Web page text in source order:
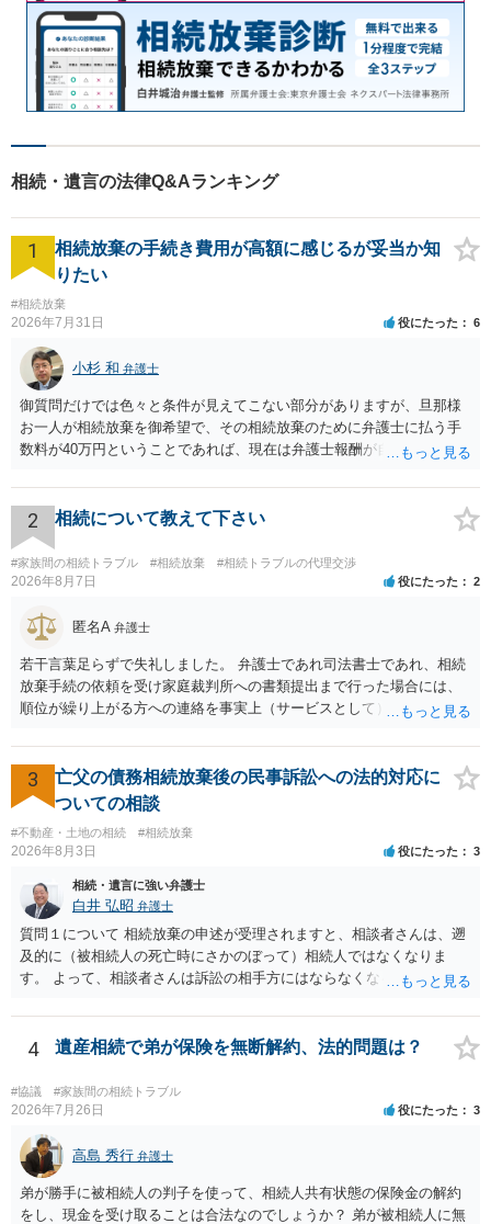
相続・遺言の法律Q&Aランキング
1
相続放棄の手続き費用が高額に感じるが妥当か知
りたい
#相続放棄
2026年7月31日 役にたった 6
小杉 和 弁護士
御質問だけでは色々と条件が見えてこない部分がありますが、旦那様
お一人が相続放棄を御希望で、その相続放棄のために弁護士に払う手
数料が40万円ということであれば、現在は弁護士報酬が自由化されて
です。 ただ、弁護士に払う手数料とは別に戸籍の用意に一定の実費が
かかることになりますので、その費用も支払うべきものとして頭に置
いておいてください。 話を元に戻して、弁護士に対する手数料です
が、旦那様の収入や財産にもよりますが、法テラスに御連絡なさって
弁護士との相談を予約して受任してもらうのが一番安上がりでしょ
らい（希望者が多く予約できてもしばらく先になる）ようですので、
比較的短い熟慮期間のことを考えると、来週早々すぐにでも御連絡す
る方が良いでしょう。 もし法テラスが御利用になれない、あるいは時
間がない等であれば、相続を取扱分野としている弁護士を適宜探し
（WEB等で）、問い合わせてみることです。相続を扱う弁護士でも相
見積もりをとって）、一番安いところでやってもらうことに決めれ
ば、キューちゃんママさんの御希望をかなえることができるのではな
は思います。その場合、かかるのは戸籍等の取得費用と印紙代だけと
を確認し、印紙と共に家庭裁判所に提出して相続放棄申述受理通知書
を待つという流れになります。
2 相続について教えて下さい
#家族間の相続トラブル #相続放棄 #相続トラブルの代理交渉
2026年8月7日 役にたった 2
匿名A 弁護士
若干言葉足らずで失礼しました。 弁護士であれ司法書士であれ、相続
放棄手続の依頼を受け家庭裁判所への書類提出まで行った場合には、
順位が繰り上がる方への連絡を事実上（サービスとして）行うことは
できない、という意味でした。
3
亡父の債務相続放棄後の民事訴訟への法的対応に
ついての相談
#不動産・土地の相続 #相続放棄
2026年8月3日 役にたった 3
相続・遺言に強い弁護士
白井 弘昭 弁護士
質問１について 相続放棄の申述が受理されますと、相談者さんは、遡
及的に（被相続人の死亡時にさかのぼって）相続人ではなくなりま
す。 よって、相談者さんは訴訟の相手方にはならなくなるので（明け
理証明を家庭裁判所で取得し、コピーを答弁書に添えて裁判所に提出
してください。 質問２について 請求棄却を求める答弁書を提出すれ
ば、第１回期日は出席する必要がありません。その日は差支え（用事
があり出席できない）との記載で十分です。 質問３について 弁護士で
はないので、ｍｉｎｔｓでの提出の必要は無いと思います。郵送（期
限までに届けばよい）で十分です。 詳細は、書面記載の裁判所書記官
にお問い合わせください。 以上、ご参考まで。
4 遺産相続で弟が保険を無断解約、法的問題は？
#協議 #家族間の相続トラブル
2026年7月26日 役にたった 3
高島 秀行 弁護士
弟が勝手に被相続人の判子を使って、相続人共有状態の保険金の解約
をし、現金を受け取ることは合法なのでしょうか？ 弟が被相続人に無